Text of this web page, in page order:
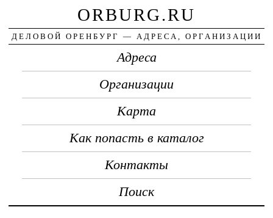
ORBURG.RU
ДЕЛОВОЙ ОРЕНБУРГ — АДРЕСА, ОРГАНИЗАЦИИ
Адреса
Организации
Карта
Как попасть в каталог
Контакты
Поиск